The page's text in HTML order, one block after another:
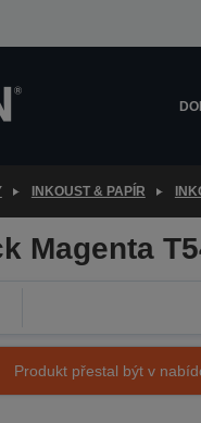
INKOUST & PAPÍR
Magenta
Produkt přestal být v